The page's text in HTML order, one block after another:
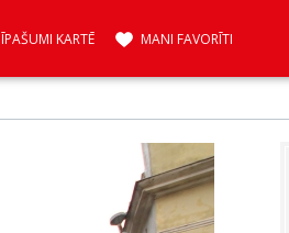
ĪPAŠUMI KARTĒ MANI FAVORĪTI